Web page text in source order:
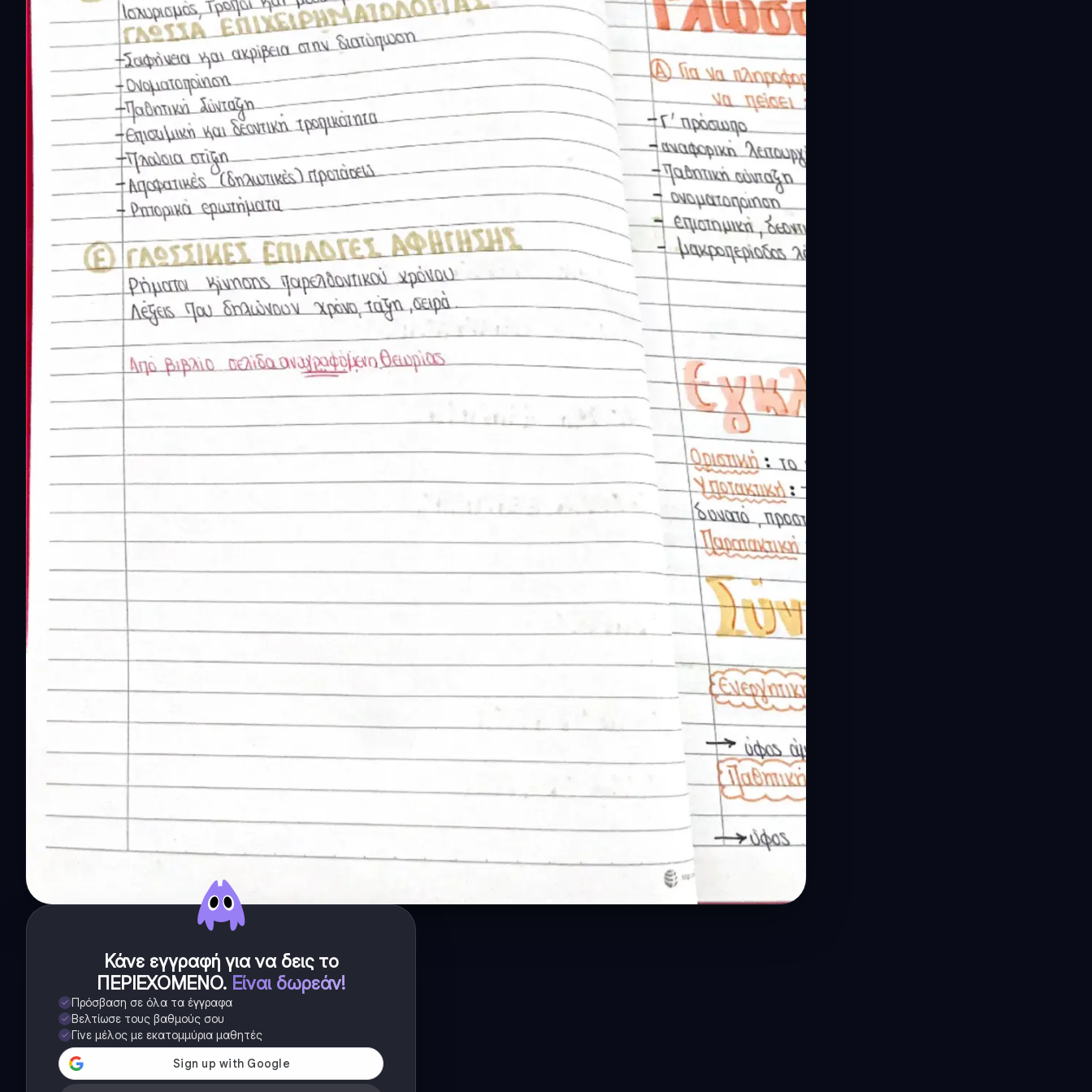
Κάνε εγγραφή για να δεις το
ΠΕΡΙΕΧΟΜΕΝΟ. Είναι δωρεάν!
Πρόσβαση σε όλα τα έγγραφα
Βελτίωσε τους βαθμούς σου
Γίνε μέλος με εκατομμύρια μαθητές